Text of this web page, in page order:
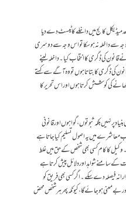
کالج میں داخلے کا ٹیسٹ دے دیا
سے داخلہ نہ ہوسکا تو اس وجہ سے دوسری
کی ڈگری کا انتخاب کیا۔ داخلہ لینے
کی ڈگری کا بتاتا ہوں تو وہ آگے سے کہتے
کی کوشش کرتا ہوں اور اس تحریر کا
پر نہیں بلکہ ثبوتوں، گواہوں اور قانونی
معاشرے میں یہ اصول تسلیم کیا جاتا ہے
کا کام کسی بھی شخص کے حق میں غلط
کے سامنے شواہد اور دلائل پیش کرتا ہے
فیصلہ دے سکے۔ اگر کسی بھی فریق کو
بے معنی ہو جائے گا، کیونکہ پھر ہر شخص محض